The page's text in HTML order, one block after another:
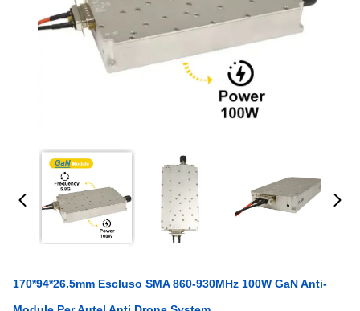
170*94*26.5mm Escluso SMA 860-930MHz 100W GaN Anti-